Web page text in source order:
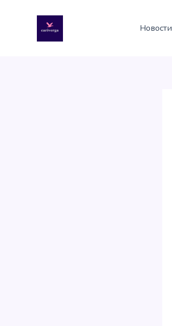
содержимому
Новости